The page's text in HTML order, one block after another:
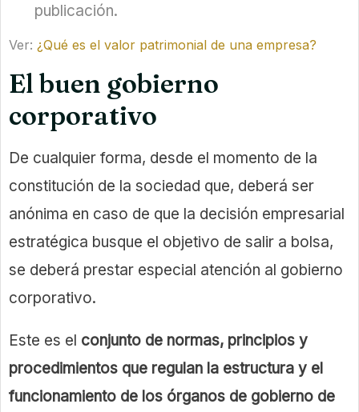
publicación.
Ver: ¿Qué es el valor patrimonial de una empresa?
El buen gobierno
corporativo
De cualquier forma, desde el momento de la
constitución de la sociedad que, deberá ser
anónima en caso de que la decisión empresarial
estratégica busque el objetivo de salir a bolsa,
se deberá prestar especial atención al gobierno
corporativo.
Este es el conjunto de normas, principios y
procedimientos que regulan la estructura y el
funcionamiento de los órganos de gobierno de